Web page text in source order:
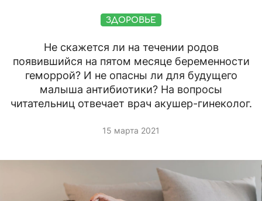
ЗДОРОВЬЕ
Не скажется ли на течении родов
появившийся на пятом месяце беременности
геморрой? И не опасны ли для будущего
малыша антибиотики? На вопросы
читательниц отвечает врач акушер-гинеколог.
15 марта 2021